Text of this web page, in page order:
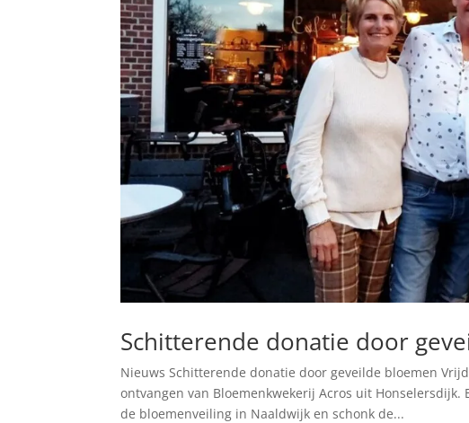
Schitterende donatie door
Nieuws Schitterende donatie door geveilde bloemen
ontvangen van Bloemenkwekerij Acros uit
de bloemenveiling in Naaldwijk en schonk de...